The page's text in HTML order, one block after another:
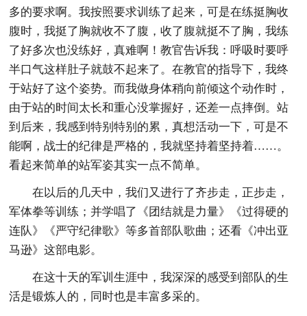
多的要求啊。我按照要求训练了起来，可是在练挺胸收
腹时，我挺了胸就收不了腹，收了腹就挺不了胸，我练
了好多次也没练好，真难啊！教官告诉我：呼吸时要呼
半口气这样肚子就鼓不起来了。在教官的指导下，我终
于站好了这个姿势。而我做身体稍向前倾这个动作时，
由于站的时间太长和重心没掌握好，还差一点摔倒。站
到后来，我感到特别特别的累，真想活动一下，可是不
能啊，战士的纪律是严格的，我就坚持着坚持着……。
看起来简单的站军姿其实一点不简单。
在以后的几天中，我们又进行了齐步走，正步走，
军体拳等训练；并学唱了《团结就是力量》《过得硬的
连队》《严守纪律歌》等多首部队歌曲；还看《冲出亚
马逊》这部电影。
在这十天的军训生涯中，我深深的感受到部队的生
活是锻炼人的，同时也是丰富多采的。